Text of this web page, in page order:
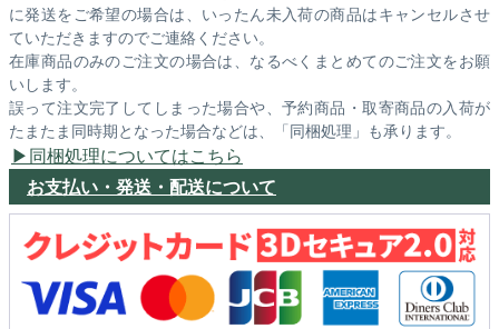
に発送をご希望の場合は、いったん未入荷の商品はキャンセルさせ
ていただきますのでご連絡ください。
在庫商品のみのご注文の場合は、なるべくまとめてのご注文をお願
いします。
誤って注文完了してしまった場合や、予約商品・取寄商品の入荷が
たまたま同時期となった場合などは、「同梱処理」も承ります。
同梱処理についてはこちら
お支払い・発送・配送について